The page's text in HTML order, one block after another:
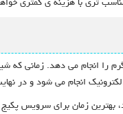
را انجام می دهد. زمانی
انجام می شود و در
بهترین زمان برای سرویس